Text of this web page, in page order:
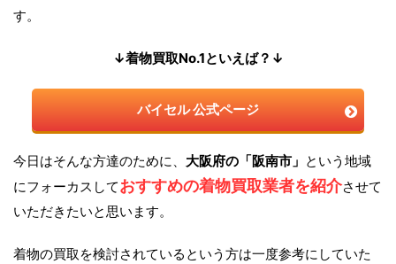
す。
↓着物買取No.1といえば？↓
バイセル 公式ページ
今日はそんな方達のために、 大阪府の「阪南市」 という地域
にフォーカスしておすすめの着物買取業者を紹介させて
いただきたいと思います。
着物の買取を検討されているという方は一度参考にしていた